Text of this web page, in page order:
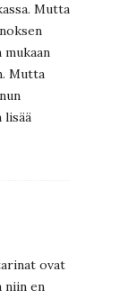
Mutta
Mutta
lisää
ovat
niin en